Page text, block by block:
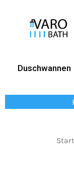
springen
Duschwannen
Start